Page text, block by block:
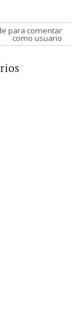
para comentar
como usuario